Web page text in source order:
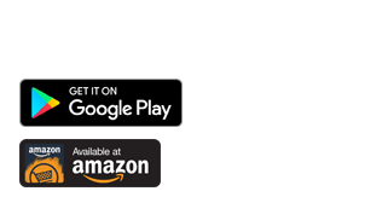
Android
App
on
Google
Available
at